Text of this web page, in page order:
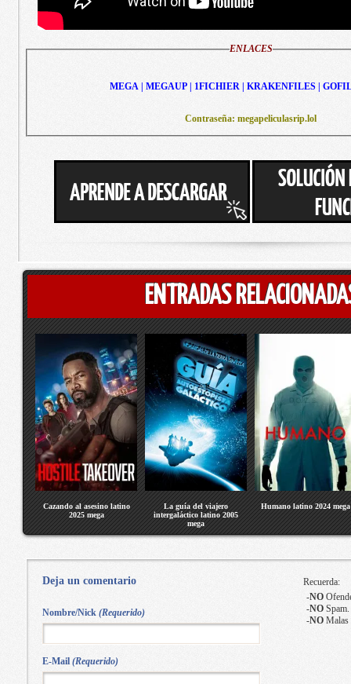
ENLACES
MEGA | MEGAUP | 1FICHIER | KRAKENFILES |
Contraseña: megapeliculasrip.lol
ENTRADAS
Cazando al asesino latino
2025 mega
La guía del viajero
intergaláctico latino 2005
mega
Humano latino 2024 mega
Deja un comentario
Recuerda:
-NO
-NOSpam.
-NOMalas
Nombre/Nick (Requerido)
E-Mail (Requerido)